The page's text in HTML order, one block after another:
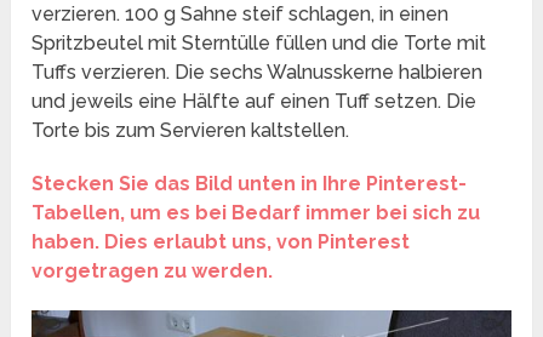
verzieren. 100 g Sahne steif schlagen, in einen
Spritzbeutel mit Sterntülle füllen und die Torte mit
Tuffs verzieren. Die sechs Walnusskerne halbieren
und jeweils eine Hälfte auf einen Tuff setzen. Die
Torte bis zum Servieren kaltstellen.
Stecken Sie das Bild unten in Ihre Pinterest-
Tabellen, um es bei Bedarf immer bei sich zu
haben. Dies erlaubt uns, von Pinterest
vorgetragen zu werden.